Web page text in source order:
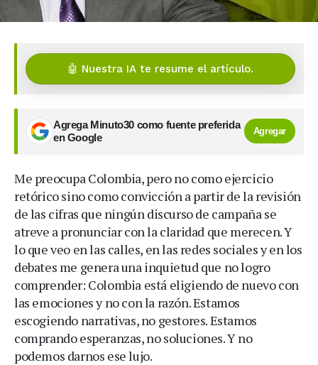
🤖 Nuestra IA te resume el artículo.
Agrega Minuto30 como fuente preferida
en Google
Agregar
Me preocupa Colombia, pero no como ejercicio
retórico sino como convicción a partir de la revisión
de las cifras que ningún discurso de campaña se
atreve a pronunciar con la claridad que merecen. Y
lo que veo en las calles, en las redes sociales y en los
debates me genera una inquietud que no logro
comprender: Colombia está eligiendo de nuevo con
las emociones y no con la razón. Estamos
escogiendo narrativas, no gestores. Estamos
comprando esperanzas, no soluciones. Y no
podemos darnos ese lujo.